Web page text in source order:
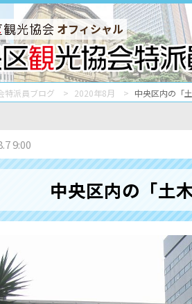
オフィシャル
特派員ブログ 2020年8月 中央区内の「
9:00
中央区内の「土